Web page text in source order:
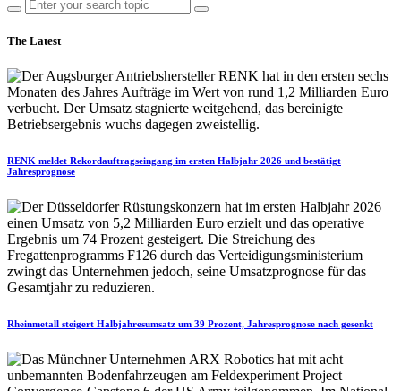
The Latest
RENK meldet Rekordauftragseingang im ersten Halbjahr 2026 und bestätigt
Jahresprognose
Rheinmetall steigert Halbjahresumsatz um 39 Prozent, Jahresprognose nach gesenkt